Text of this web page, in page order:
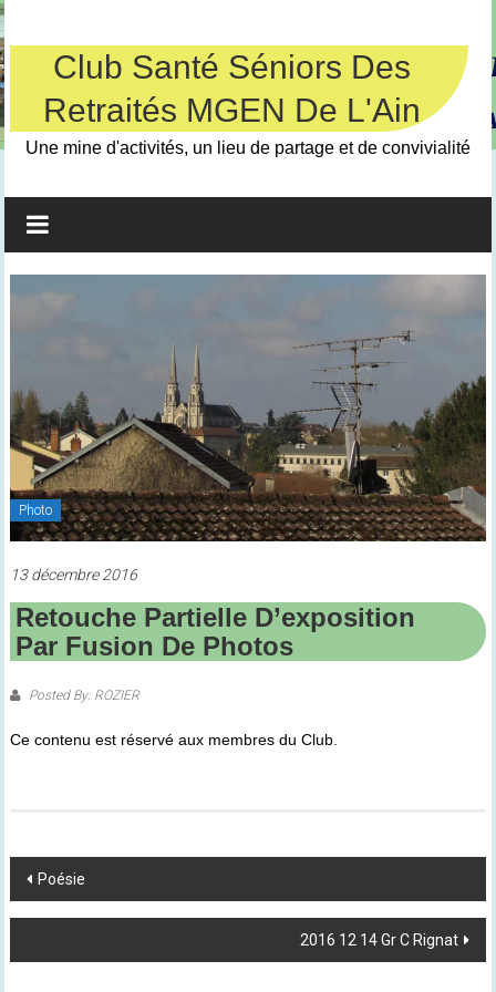
Skip
to
contentClub Santé Séniors Des
Retraités MGEN De L'Ain
Une mine d'activités, un lieu de partage et de convivialité
Photo
13 décembre 2016
Retouche Partielle D’exposition
Par Fusion De Photos
Posted By: ROZIER
Ce contenu est réservé aux membres du Club.
Post
Navigation
Poésie
2016 12 14 Gr C Rignat